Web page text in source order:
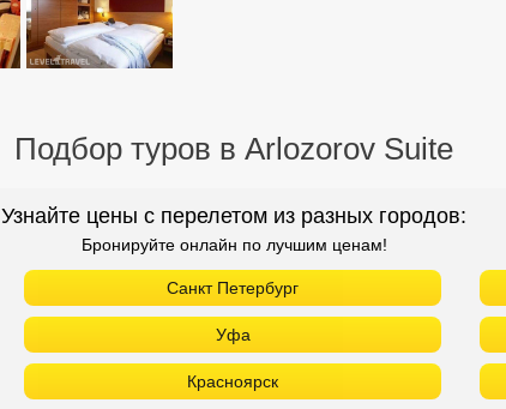
Подбор туров в Arlozorov Suite
Узнайте цены с перелетом из разных городов:
Бронируйте онлайн по лучшим ценам!
Санкт Петербург
Уфа
Красноярск